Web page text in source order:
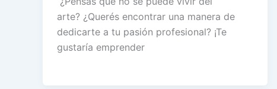
arte? ¿Querés encontrar una manera de
dedicarte a tu pasión profesional? ¡Te
gustaría emprender